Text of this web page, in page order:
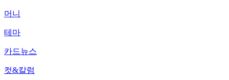
머니
테마
카드뉴스
컷&칼럼